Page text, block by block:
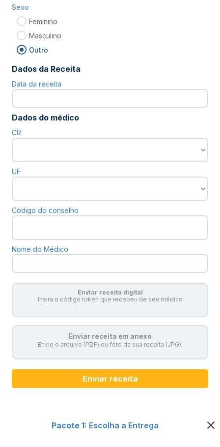
Sexo
Feminino
Masculino
Outro
Dados da Receita
Data da receita
Dados do médico
CR
UF
Código do conselho
Nome do Médico
Enviar receita digital
Insira o código token que recebeu de seu médico
Enviar receita em anexo
Envie o arquivo (PDF) ou foto da sua receita (JPG).
Enviar receita
Pacote 1: Escolha a Entrega